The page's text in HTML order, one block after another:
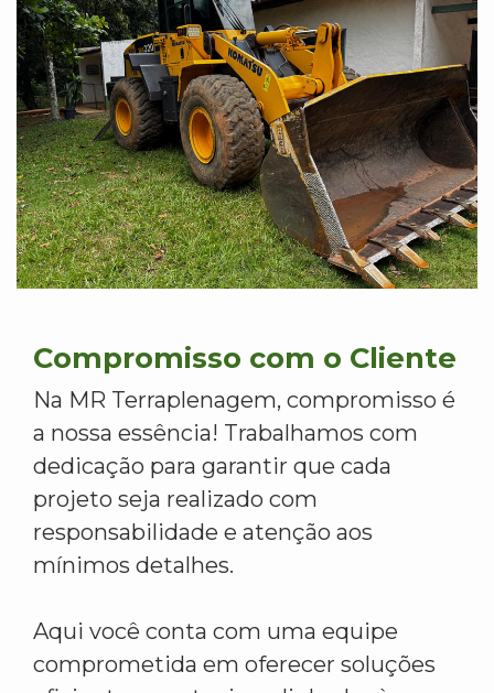
Compromisso com o Cliente
Na MR Terraplenagem, compromisso é
a nossa essência! Trabalhamos com
dedicação para garantir que cada
projeto seja realizado com
responsabilidade e atenção aos
mínimos detalhes.
Aqui você conta com uma equipe
comprometida em oferecer soluções